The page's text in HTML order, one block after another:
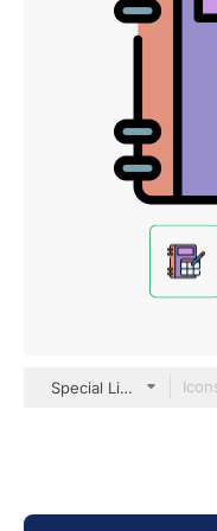
Special Lineal color